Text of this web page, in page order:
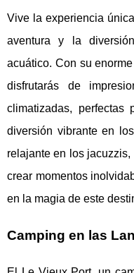
Vive la experiencia
aventura y la
acuático. Con su
disfrutarás de
climatizadas,
diversión vibrante en
relajante en los
crear momentos
en la magia de este
Camping en las